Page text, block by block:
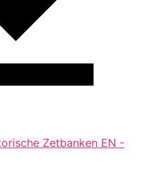
Zetbanken EN -